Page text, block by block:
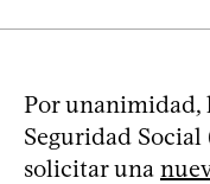
Por unanimidad,
Seguridad Social
solicitar una